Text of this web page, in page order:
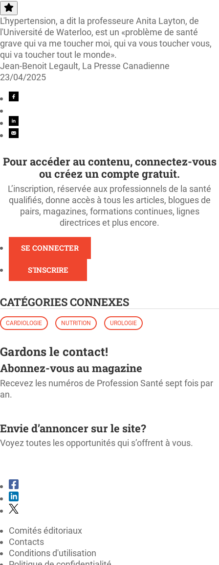
L'hypertension, a dit la professeure Anita Layton, de
l'Université de Waterloo, est un «problème de santé
grave qui va me toucher moi, qui va vous toucher vous,
qui va toucher tout le monde».
Jean-Benoit Legault, La Presse Canadienne
23/04/2025
Pour accéder au contenu, connectez-vous
ou créez un compte gratuit.
L’inscription, réservée aux professionnels de la santé
qualifiés, donne accès à tous les articles, blogues de
pairs, magazines, formations continues, lignes
directrices et plus encore.
SE CONNECTER
S'INSCRIRE
CATÉGORIES CONNEXES
CARDIOLOGIE NUTRITION UROLOGIE
Gardons le contact!
Abonnez-vous au magazine
Recevez les numéros de Profession Santé sept fois par
an.
Envie d’annoncer sur le site?
Voyez toutes les opportunités qui s’offrent à vous.
Comités éditoriaux
Contacts
Conditions d'utilisation